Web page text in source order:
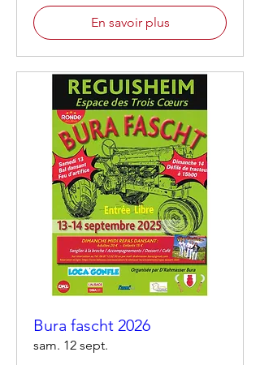
En savoir plus
Bura fascht 2026
sam. 12 sept.